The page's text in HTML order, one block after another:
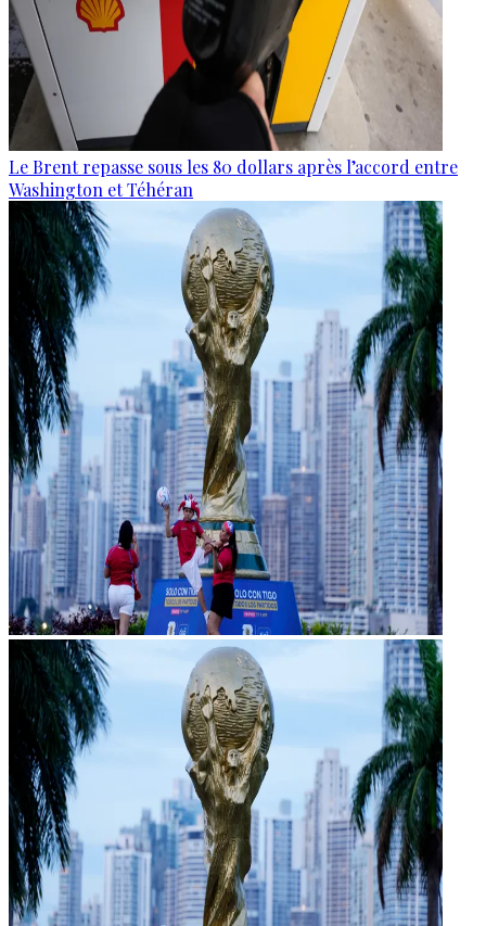
Le Brent repasse sous les 80 dollars après l’accord entre
Washington et Téhéran